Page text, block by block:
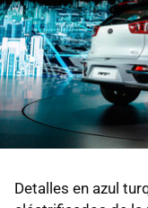
Detalles en azul